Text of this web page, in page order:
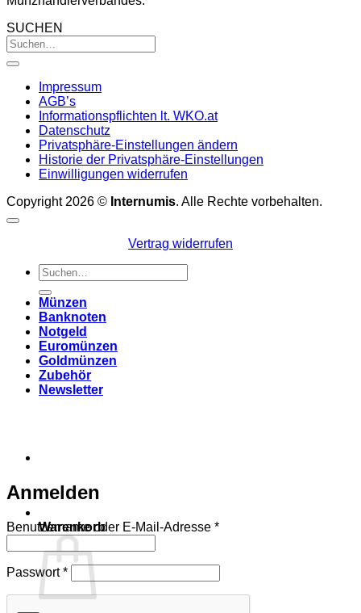
Warenkorb
SUCHEN
Impressum
AGB’s
Informationspflichten lt. WKO.at
Datenschutz
Privatsphäre-Einstellungen ändern
Historie der Privatsphäre-Einstellungen
Einwilligungen widerrufen
Copyright 2026 © Internumis. Alle Rechte vorbehalten.
Vertrag widerrufen
Suchen
nach:
Münzen
Banknoten
Notgeld
Euromünzen
Goldmünzen
Zubehör
Newsletter
Anmelden
Benutzername oder E-Mail-Adresse *Erforderlich
Passwort*Erforderlich